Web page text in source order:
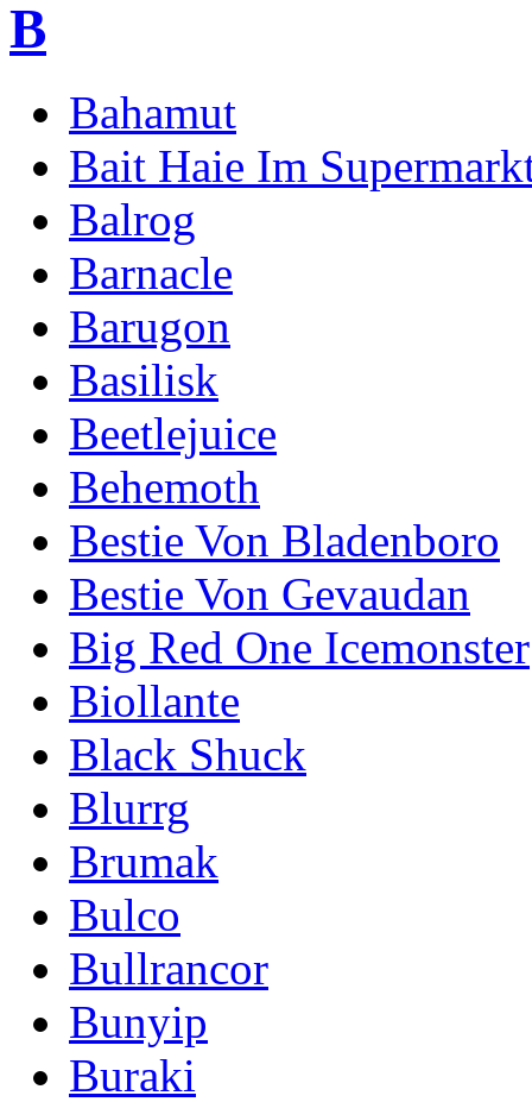
B
Bahamut
Bait Haie Im
Balrog
Barnacle
Barugon
Basilisk
Beetlejuice
Behemoth
Bestie Von Bladenboro
Bestie Von Gevaudan
Big Red One Icemonster
Biollante
Black Shuck
Blurrg
Brumak
Bulco
Bullrancor
Bunyip
Buraki